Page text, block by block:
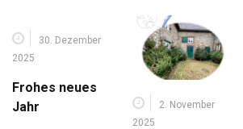
30. Dezember
2025
Frohes neues
Jahr
2. November
2025